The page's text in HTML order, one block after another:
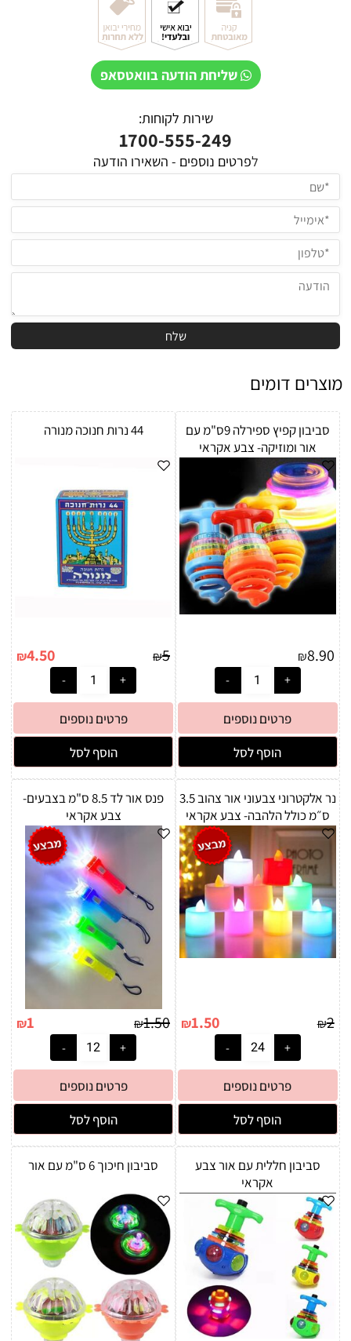
שליחת הודעה בוואטסאפ
שירות לקוחות:
1700-555-249
לפרטים נוספים - השאירו הודעה
מוצרים דומים
סביבון קפיץ ספירלה 9ס"מ עם
אור ומוזיקה- צבע אקראי
₪8.90
פרטים נוספים
הוסף לסל
44 נרות חנוכה מנורה
₪5
₪4.50
פרטים נוספים
הוסף לסל
נר אלקטרוני צבעוני אור צהוב 3.5
ס״מ כולל הלהבה- צבע אקראי
₪2
₪1.50
פרטים נוספים
הוסף לסל
פנס אור לד 8.5 ס"מ בצבעים-
צבע אקראי
₪1.50
₪1
פרטים נוספים
הוסף לסל
סביבון חללית עם אור צבע
אקראי
סביבון חיכוך 6 ס"מ עם אור